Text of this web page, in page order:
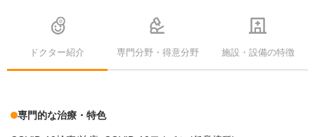
ドクター紹介 専門分野・得意分野 施設・設備の特徴
専門的な治療・特色